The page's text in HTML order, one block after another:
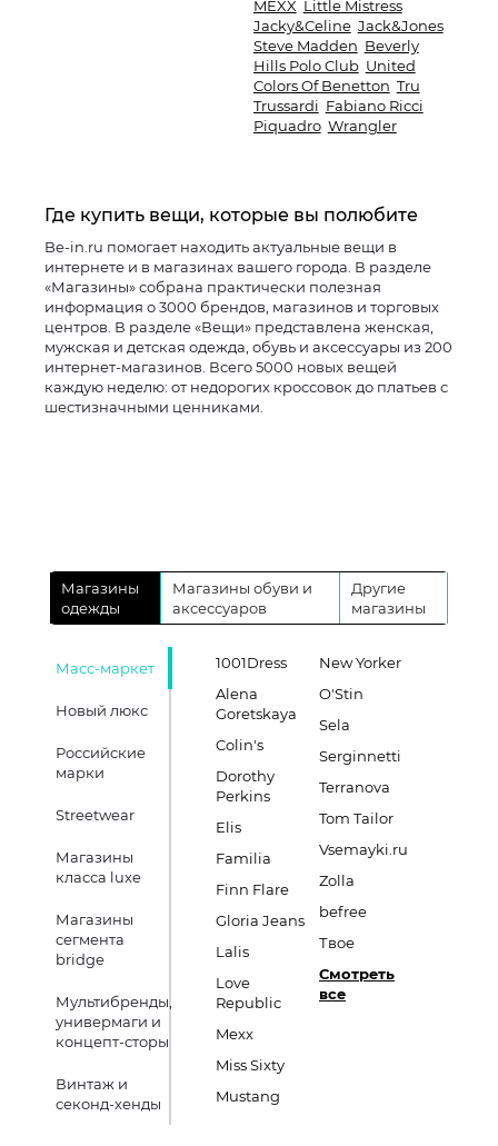
MEXX Little Mistress
Jacky&Celine Jack&Jones
Steve Madden Beverly
Hills Polo Club United
Colors Of Benetton Tru
Trussardi Fabiano Ricci
Piquadro Wrangler
Где купить вещи, которые вы полюбите
Be-in.ru помогает находить актуальные вещи в
интернете и в магазинах вашего города. В разделе
«Магазины» собрана практически полезная
информация о 3000 брендов, магазинов и торговых
центров. В разделе «Вещи» представлена женская,
мужская и детская одежда, обувь и аксессуары из 200
интернет-магазинов. Всего 5000 новых вещей
каждую неделю: от недорогих кроссовок до платьев с
шестизначными ценниками.
Магазины
одежды
Магазины обуви и
аксессуаров
Другие
магазины
Масс-маркет
Новый люкс
Российские
марки
Streetwear
Магазины
класса luxe
Магазины
сегмента
bridge
Мультибренды,
универмаги и
концепт-сторы
Винтаж и
секонд-хенды
1001Dress
Alena
Goretskaya
Colin's
Dorothy
Perkins
Elis
Familia
Finn Flare
Gloria Jeans
Lalis
Love
Republic
Mexx
Miss Sixty
Mustang
New Yorker
O'Stin
Sela
Serginnetti
Terranova
Tom Tailor
Vsemayki.ru
Zolla
befree
Твое
Смотреть
все